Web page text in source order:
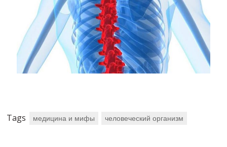
Tags медицина и мифы человеческий организм